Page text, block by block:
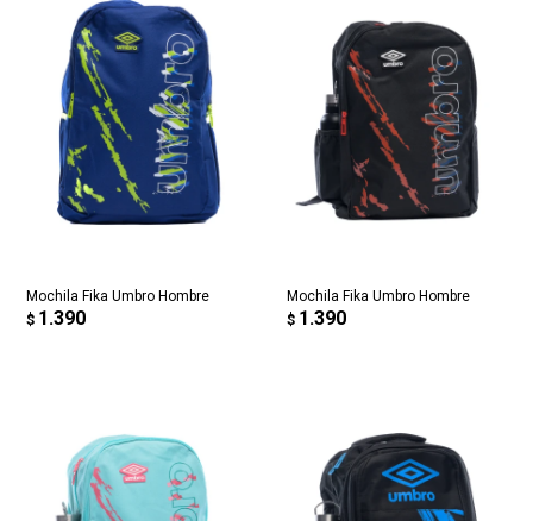
Mochila Fika Umbro Hombre
$ 1.390
Mochila Fika Umbro Hombre
$ 1.390